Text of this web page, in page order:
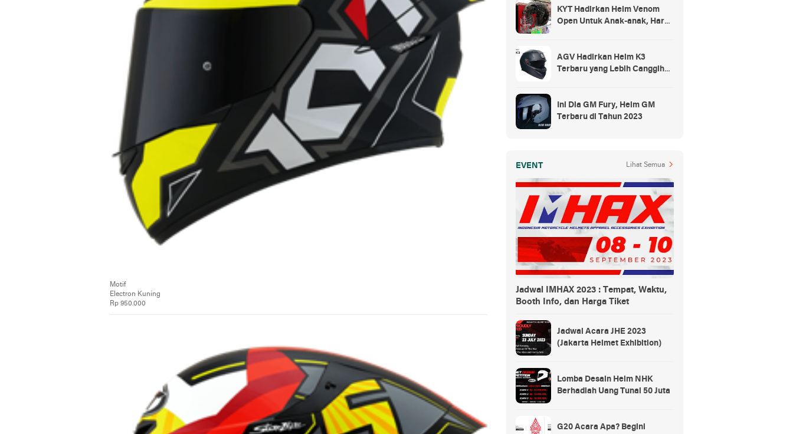
Motif
Electron Kuning
Rp 950.000
KYT Hadirkan Helm Venom
Open Untuk Anak-anak, Harga
AGV Hadirkan Helm K3
Terbaru yang Lebih Canggih
Ini Dia GM Fury, Helm GM
Terbaru di Tahun 2023
EVENT Lihat Semua
Jadwal IMHAX 2023 : Tempat, Waktu,
Booth Info, dan Harga Tiket
Jadwal Acara JHE 2023
(Jakarta Helmet Exhibition)
Lomba Desain Helm NHK
Berhadiah Uang Tunai 50 Juta
G20 Acara Apa? Begini